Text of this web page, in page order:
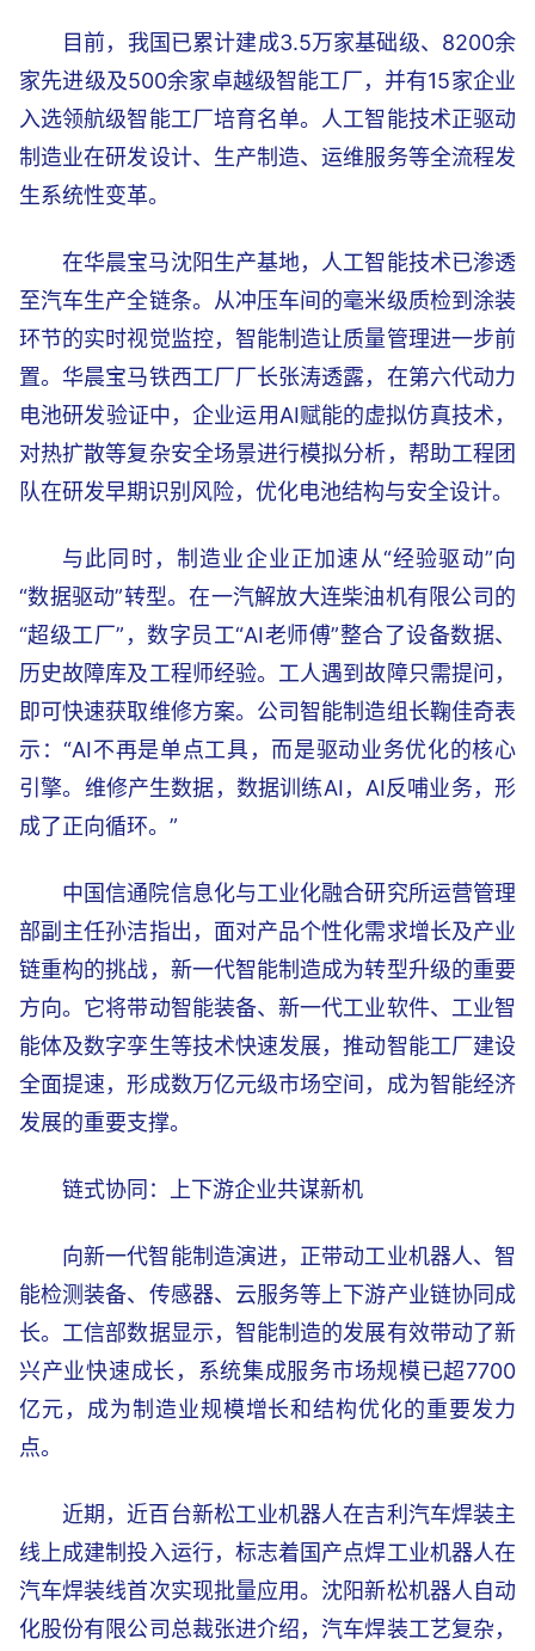
目前，我国已累计建成3.5万家基础级、8200余
家先进级及500余家卓越级智能工厂，并有15家企业
入选领航级智能工厂培育名单。人工智能技术正驱动
制造业在研发设计、生产制造、运维服务等全流程发
生系统性变革。
在华晨宝马沈阳生产基地，人工智能技术已渗透
至汽车生产全链条。从冲压车间的毫米级质检到涂装
环节的实时视觉监控，智能制造让质量管理进一步前
置。华晨宝马铁西工厂厂长张涛透露，在第六代动力
电池研发验证中，企业运用AI赋能的虚拟仿真技术，
对热扩散等复杂安全场景进行模拟分析，帮助工程团
队在研发早期识别风险，优化电池结构与安全设计。
与此同时，制造业企业正加速从“经验驱动”向
“数据驱动”转型。在一汽解放大连柴油机有限公司的
“超级工厂”，数字员工“AI老师傅”整合了设备数据、
历史故障库及工程师经验。工人遇到故障只需提问，
即可快速获取维修方案。公司智能制造组长鞠佳奇表
示：“AI不再是单点工具，而是驱动业务优化的核心
引擎。维修产生数据，数据训练AI，AI反哺业务，形
成了正向循环。”
中国信通院信息化与工业化融合研究所运营管理
部副主任孙洁指出，面对产品个性化需求增长及产业
链重构的挑战，新一代智能制造成为转型升级的重要
方向。它将带动智能装备、新一代工业软件、工业智
能体及数字孪生等技术快速发展，推动智能工厂建设
全面提速，形成数万亿元级市场空间，成为智能经济
发展的重要支撑。
链式协同：上下游企业共谋新机
向新一代智能制造演进，正带动工业机器人、智
能检测装备、传感器、云服务等上下游产业链协同成
长。工信部数据显示，智能制造的发展有效带动了新
兴产业快速成长，系统集成服务市场规模已超7700
亿元，成为制造业规模增长和结构优化的重要发力
点。
近期，近百台新松工业机器人在吉利汽车焊装主
线上成建制投入运行，标志着国产点焊工业机器人在
汽车焊装线首次实现批量应用。沈阳新松机器人自动
化股份有限公司总裁张进介绍，汽车焊装工艺复杂，